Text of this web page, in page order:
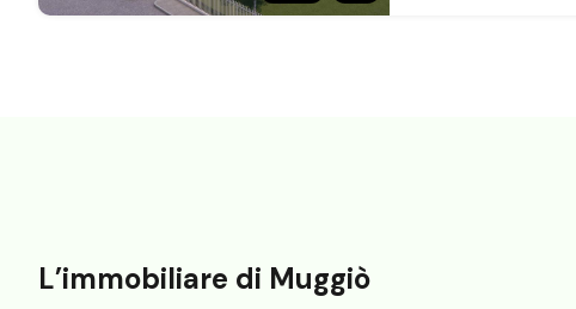
L’immobiliare di Muggiò